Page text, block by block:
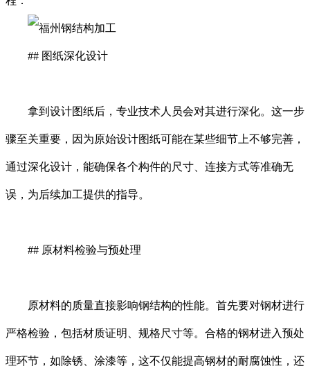
## 图纸深化设计
拿到设计图纸后，专业技术人员会对其进行深化。这一步
骤至关重要，因为原始设计图纸可能在某些细节上不够完善，
通过深化设计，能确保各个构件的尺寸、连接方式等准确无
误，为后续加工提供的指导。
## 原材料检验与预处理
原材料的质量直接影响钢结构的性能。首先要对钢材进行
严格检验，包括材质证明、规格尺寸等。合格的钢材进入预处
理环节，如除锈、涂漆等，这不仅能提高钢材的耐腐蚀性，还